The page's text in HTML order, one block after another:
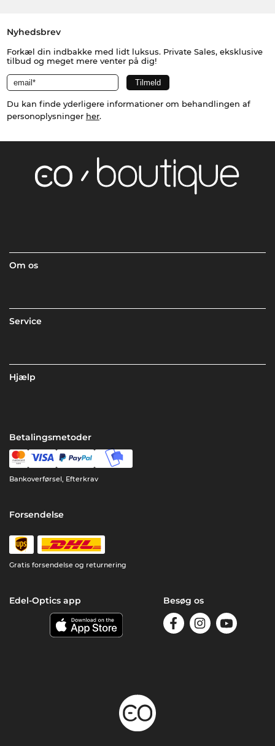
Nyhedsbrev
Forkæl din indbakke med lidt luksus. Private Sales, eksklusive
tilbud og meget mere venter på dig!
Du kan finde yderligere informationer om behandlingen af
personoplysninger her.
Om os
Service
Hjælp
Betalingsmetoder
Bankoverførsel, Efterkrav
Forsendelse
Gratis forsendelse og returnering
Edel-Optics app Besøg os